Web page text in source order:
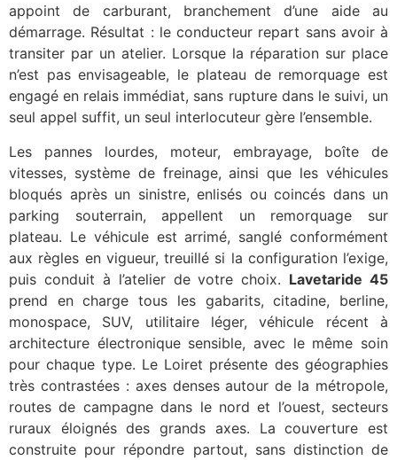
appoint de carburant, branchement d’une aide au
démarrage. Résultat : le conducteur repart sans avoir à
transiter par un atelier. Lorsque la réparation sur place
n’est pas envisageable, le plateau de remorquage est
engagé en relais immédiat, sans rupture dans le suivi, un
seul appel suffit, un seul interlocuteur gère l’ensemble.
Les pannes lourdes, moteur, embrayage, boîte de
vitesses, système de freinage, ainsi que les véhicules
bloqués après un sinistre, enlisés ou coincés dans un
parking souterrain, appellent un remorquage sur
plateau. Le véhicule est arrimé, sanglé conformément
aux règles en vigueur, treuillé si la configuration l’exige,
puis conduit à l’atelier de votre choix. Lavetaride 45
prend en charge tous les gabarits, citadine, berline,
monospace, SUV, utilitaire léger, véhicule récent à
architecture électronique sensible, avec le même soin
pour chaque type. Le Loiret présente des géographies
très contrastées : axes denses autour de la métropole,
routes de campagne dans le nord et l’ouest, secteurs
ruraux éloignés des grands axes. La couverture est
construite pour répondre partout, sans distinction de